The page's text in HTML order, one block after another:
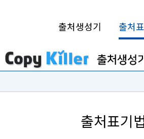
출처생성기 출처
출처표기